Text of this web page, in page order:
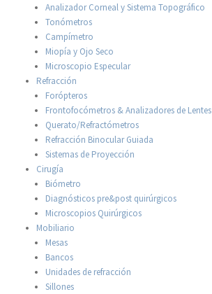
Analizador Corneal y Sistema Topográfico
Tonómetros
Campímetro
Miopía y Ojo Seco
Microscopio Especular
Refracción
Forópteros
Frontofocómetros & Analizadores de Lentes
Querato/Refractómetros
Refracción Binocular Guiada
Sistemas de Proyección
Cirugía
Biómetro
Diagnósticos pre&post quirúrgicos
Microscopios Quirúrgicos
Mobiliario
Mesas
Bancos
Unidades de refracción
Sillones